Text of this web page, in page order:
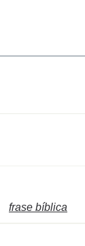
frase bíblica